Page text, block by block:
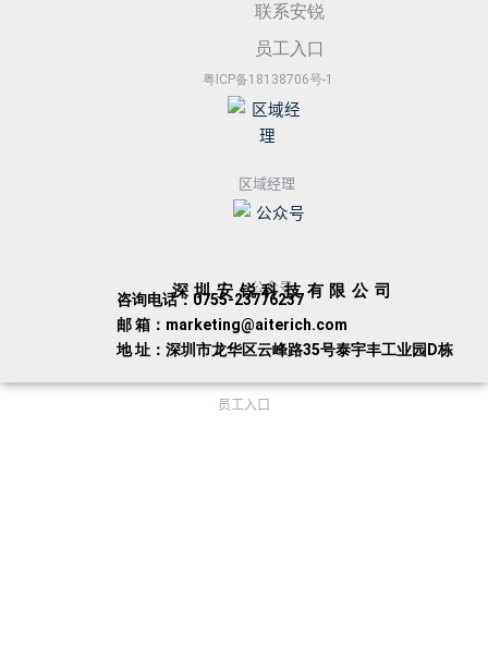
联系安锐
员工入口
粤ICP备18138706号-1
区域经理
公众号
深圳安锐科技有限公司
咨询电话：0755-23776237
邮 箱：marketing@aiterich.com
地 址：深圳市龙华区云峰路35号泰宇丰工业园D栋
员工入口